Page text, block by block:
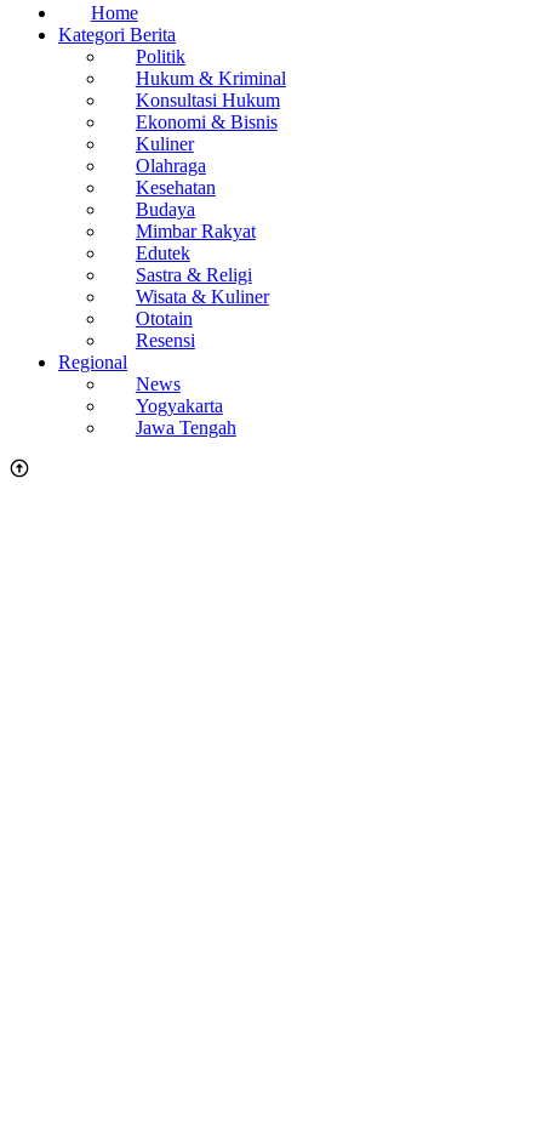
Home
Kategori Berita
Politik
Hukum & Kriminal
Konsultasi Hukum
Ekonomi & Bisnis
Kuliner
Olahraga
Kesehatan
Budaya
Mimbar Rakyat
Edutek
Sastra & Religi
Wisata & Kuliner
Ototain
Resensi
Regional
News
Yogyakarta
Jawa Tengah